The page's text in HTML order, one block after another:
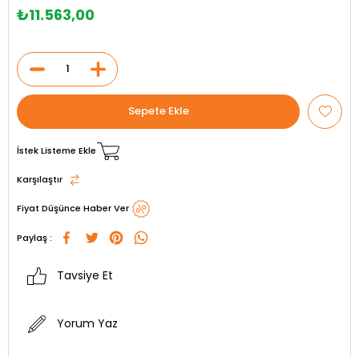
₺11.563,00
İstek Listeme Ekle
Karşılaştır
Fiyat Düşünce Haber Ver
Paylaş :
Tavsiye Et
Yorum Yaz